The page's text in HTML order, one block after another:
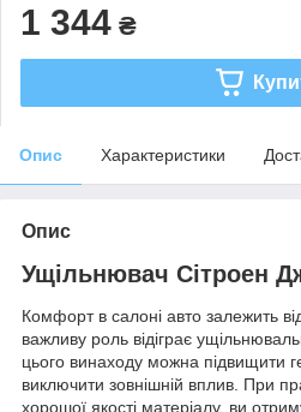
1 344 ₴
Опис Характеристики
Опис
Ущільнювач Сітроен
Комфорт в салоні авто залежить
важливу роль відіграє
цього винаходу можна підвищити
виключити зовнішній вплив. При
хорошої якості матеріалу, ви